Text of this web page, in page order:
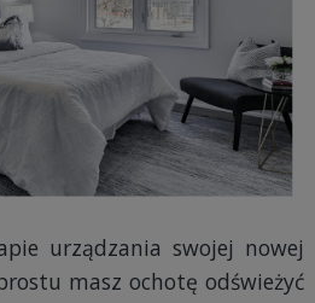
urządzania swojej nowej
masz ochotę odświeżyć